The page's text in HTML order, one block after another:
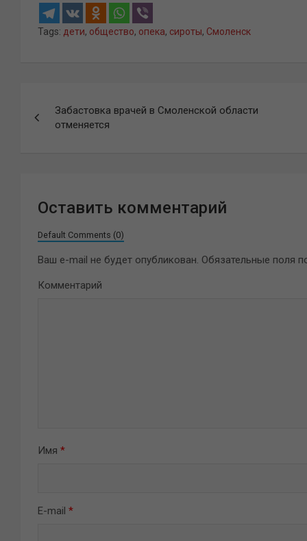
Tags: дети, общество, опека, сироты, Смоленск
по
Забастовка врачей в Смоленской области
отменяется
Оставить комментарий
Default Comments (0)
Ваш e-mail не будет опубликован. Обязательные поля
Комментарий
Имя *
E-mail *